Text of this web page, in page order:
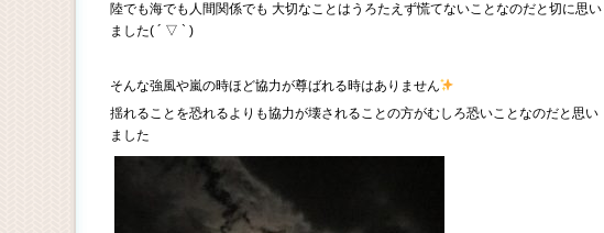
陸でも海でも人間関係でも 大切なことはうろたえず慌てないことなのだと切に思い
ました( ´ ▽ ` )
そんな強風や嵐の時ほど協力が尊ばれる時はありません
揺れることを恐れるよりも協力が壊されることの方がむしろ恐いことなのだと思い
ました